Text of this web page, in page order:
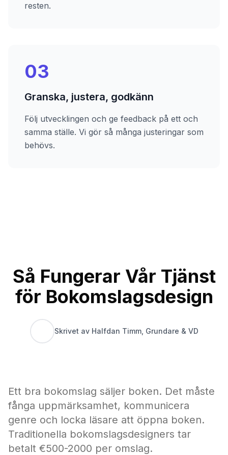
resten.
03
Granska, justera, godkänn
Följ utvecklingen och ge feedback på ett och
samma ställe. Vi gör så många justeringar som
behövs.
Så Fungerar Vår Tjänst
för Bokomslagsdesign
Skrivet av Halfdan Timm, Grundare & VD
Ett bra bokomslag säljer boken. Det måste
fånga uppmärksamhet, kommunicera
genre och locka läsare att öppna boken.
Traditionella bokomslagsdesigners tar
betalt €500-2000 per omslag.